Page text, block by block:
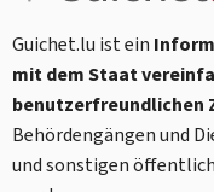
Guichet.lu ist ein
mit dem Staat
benutzerfreundlichen
Behördengängen und
und sonstigen